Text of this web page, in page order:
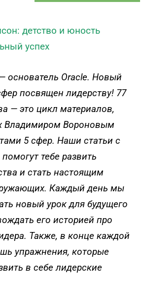
детство и юность
успех
основатель Oracle. Новый
посвящен лидерству! 77
— это цикл материалов,
Владимиром Вороновым
5 сфер. Наши статьи с
тебе развить
и стать настоящим
Каждый день мы
новый урок для будущего
его историей про
Также, в конце каждой
упражнения, которые
в себе лидерские